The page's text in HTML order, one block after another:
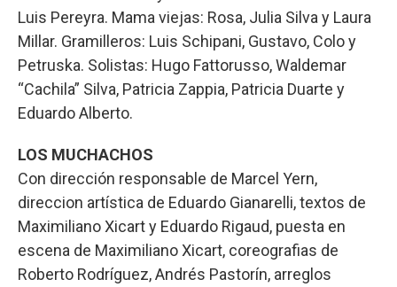
Luis Pereyra. Mama viejas: Rosa, Julia Silva y Laura
Millar. Gramilleros: Luis Schipani, Gustavo, Colo y
Petruska. Solistas: Hugo Fattorusso, Waldemar
“Cachila” Silva, Patricia Zappia, Patricia Duarte y
Eduardo Alberto.
LOS MUCHACHOS
Con dirección responsable de Marcel Yern,
direccion artística de Eduardo Gianarelli, textos de
Maximiliano Xicart y Eduardo Rigaud, puesta en
escena de Maximiliano Xicart, coreografias de
Roberto Rodríguez, Andrés Pastorín, arreglos